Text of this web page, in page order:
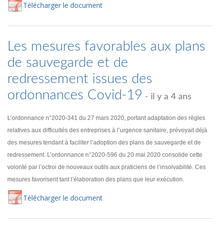
Télécharger le document
Les mesures favorables aux plans
de sauvegarde et de
redressement issues des
ordonnances Covid-19 - il y a 4 ans
L’ordonnance n°2020-341 du 27 mars 2020, portant adaptation des règles
relatives aux difficultés des entreprises à l’urgence sanitaire, prévoyait déjà
des mesures tendant à faciliter l’adoption des plans de sauvegarde et de
redressement. L’ordonnance n°2020-596 du 20 mai 2020 consolide cette
volonté par l’octroi de nouveaux outils aux praticiens de l’insolvabilité. Ces
mesures favorisent tant l’élaboration des plans que leur exécution.
Télécharger le document